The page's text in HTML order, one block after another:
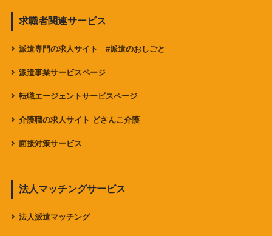
求職者関連サービス
派遣専門の求人サイト #派遣のおしごと
派遣事業サービスページ
転職エージェントサービスページ
介護職の求人サイト どさんこ介護
面接対策サービス
法人マッチングサービス
法人派遣マッチング